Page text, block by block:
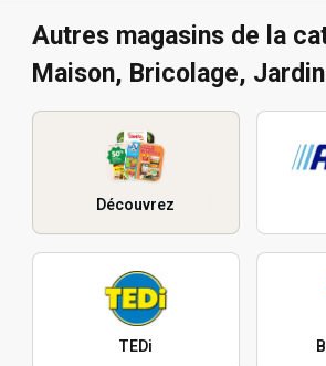
Autres magasins de la
Maison, Bricolage,
Découvrez
TEDi